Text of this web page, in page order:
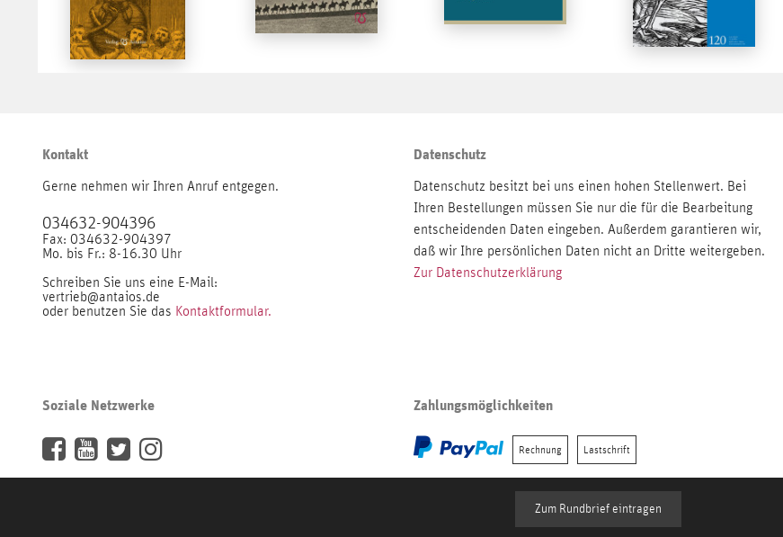
Kontakt
Gerne nehmen wir Ihren Anruf entgegen.
034632-904396
Fax: 034632-904397
Mo. bis Fr.: 8-16.30 Uhr
Schreiben Sie uns eine E-Mail:
vertrieb@antaios.de
oder benutzen Sie das Kontaktformular.
Datenschutz
Datenschutz besitzt bei uns einen hohen Stellenwert. Bei
Ihren Bestellungen müssen Sie nur die für die Bearbeitung
entscheidenden Daten eingeben. Außerdem garantieren wir,
daß wir Ihre persönlichen Daten nicht an Dritte weitergeben.
Zur Datenschutzerklärung
Soziale Netzwerke Zahlungsmöglichkeiten
Rechnung Lastschrift
Zum Rundbrief eintragen